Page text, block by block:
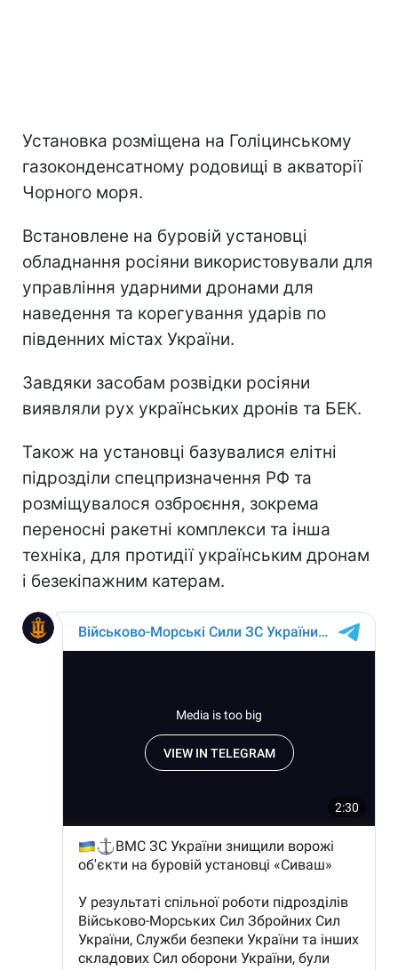
Установка розміщена на Голіцинському
газоконденсатному родовищі в акваторії
Чорного моря.
Встановлене на буровій установці
обладнання росіяни використовували для
управління ударними дронами для
наведення та корегування ударів по
південних містах України.
Завдяки засобам розвідки росіяни
виявляли рух українських дронів та БЕК.
Також на установці базувалися елітні
підрозділи спецпризначення РФ та
розміщувалося озброєння, зокрема
переносні ракетні комплекси та інша
техніка, для протидії українським дронам
і безекіпажним катерам.